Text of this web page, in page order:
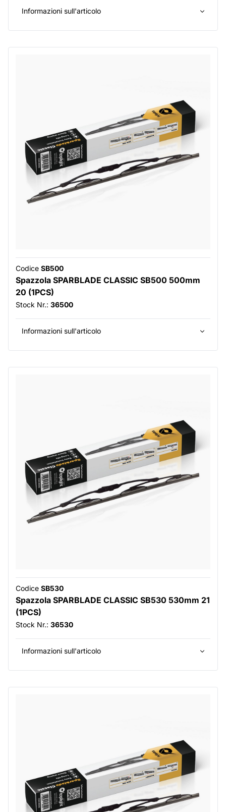
Informazioni sull'articolo
Codice SB500
Spazzola SPARBLADE CLASSIC SB500 500mm
20 (1PCS)
Stock Nr.: 36500
Informazioni sull'articolo
Codice SB530
Spazzola SPARBLADE CLASSIC SB530 530mm 21
(1PCS)
Stock Nr.: 36530
Informazioni sull'articolo